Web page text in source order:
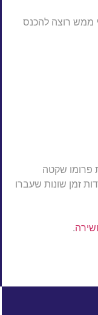
ממש רוצה להכנס
פרומו שקטה
זמן שונות שעברו
ושירה.